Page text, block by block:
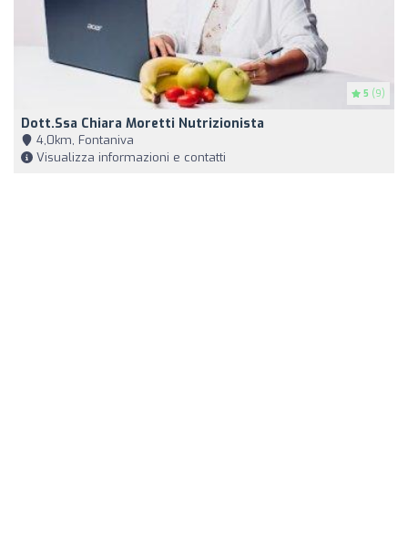
5 (9)
Dott.ssa Chiara Moretti Nutrizionista
4,0km, Fontaniva
Visualizza informazioni e contatti